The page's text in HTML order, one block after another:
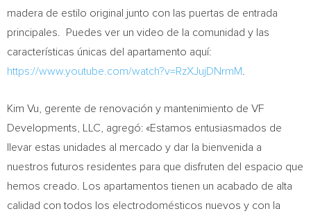
madera de estilo original junto con las puertas de entrada
principales. Puedes ver un video de la comunidad y las
características únicas del apartamento aquí:
https://www.youtube.com/watch?v=RzXJujDNrmM
Kim Vu , gerente de renovación y mantenimiento de VF
Developments, LLC, agregó: «Estamos entusiasmados de
llevar estas unidades al mercado y dar la bienvenida a
nuestros futuros residentes para que disfruten del espacio que
hemos creado. Los apartamentos tienen un acabado de alta
calidad con todos los electrodomésticos nuevos y con la